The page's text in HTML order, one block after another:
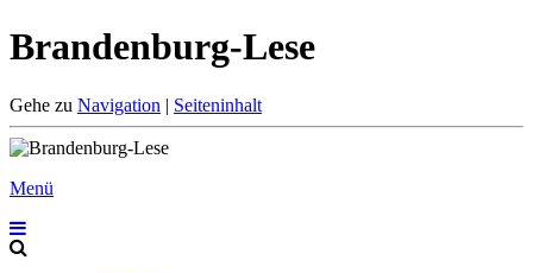
Brandenburg-Lese
Gehe zu Navigation | Seiteninhalt
Menü